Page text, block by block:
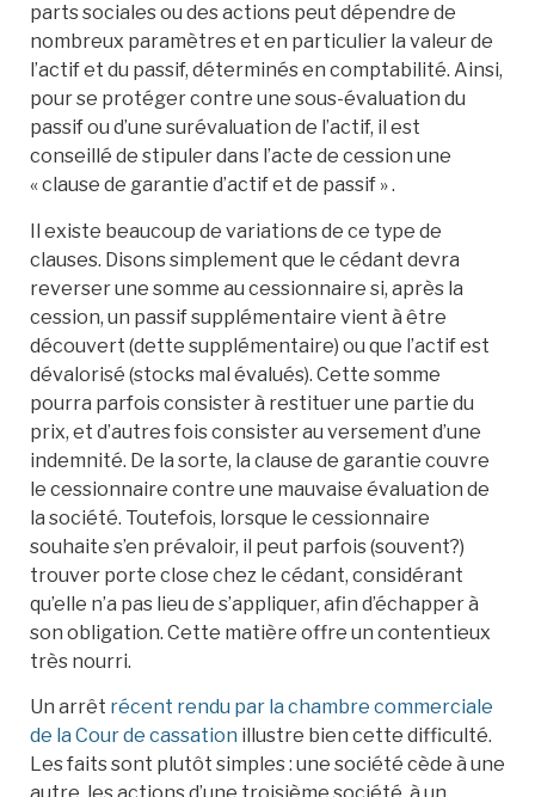
parts sociales ou des actions peut dépendre de
nombreux paramètres et en particulier la valeur de
l’actif et du passif, déterminés en comptabilité. Ainsi,
pour se protéger contre une sous-évaluation du
passif ou d’une surévaluation de l’actif, il est
conseillé de stipuler dans l’acte de cession une
« clause de garantie d’actif et de passif » .
Il existe beaucoup de variations de ce type de
clauses. Disons simplement que le cédant devra
reverser une somme au cessionnaire si, après la
cession, un passif supplémentaire vient à être
découvert (dette supplémentaire) ou que l’actif est
dévalorisé (stocks mal évalués). Cette somme
pourra parfois consister à restituer une partie du
prix, et d’autres fois consister au versement d’une
indemnité. De la sorte, la clause de garantie couvre
le cessionnaire contre une mauvaise évaluation de
la société. Toutefois, lorsque le cessionnaire
souhaite s’en prévaloir, il peut parfois (souvent?)
trouver porte close chez le cédant, considérant
qu’elle n’a pas lieu de s’appliquer, afin d’échapper à
son obligation. Cette matière offre un contentieux
très nourri.
Un arrêt récent rendu par la chambre commerciale
de la Cour de cassation illustre bien cette difficulté.
Les faits sont plutôt simples : une société cède à une